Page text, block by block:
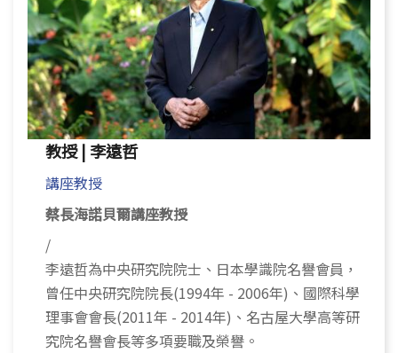
Eng
教授 | 李遠哲
講座教授
蔡長海諾貝爾講座教授
/
李遠哲為中央研究院院士、日本學識院名譽會員，
曾任中央研究院院長(1994年 - 2006年)、國際科學
理事會會長(2011年 - 2014年)、名古屋大學高等研
究院名譽會長等多項要職及榮譽。